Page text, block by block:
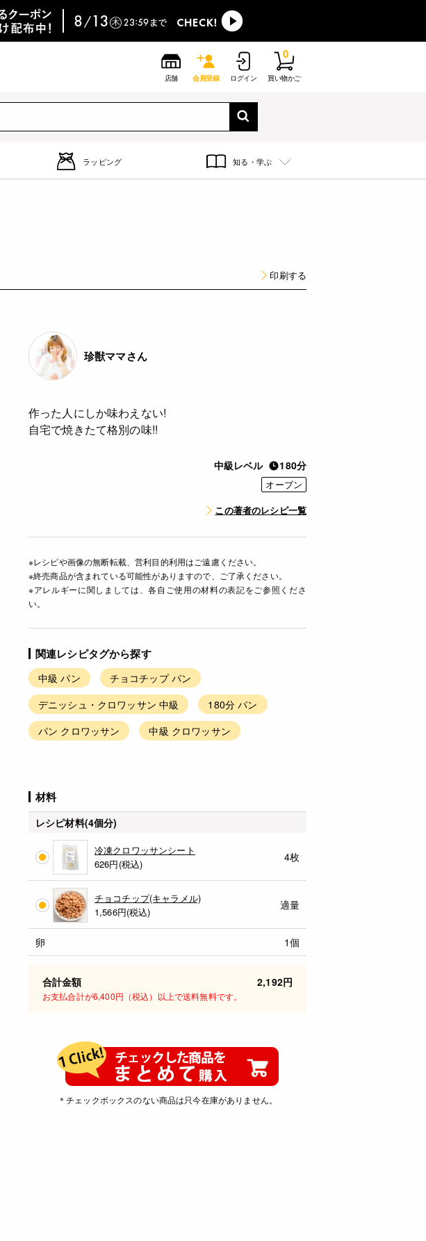
店舗 会員登録 ログイン 買い物かご
0
ラッピング 知る・学ぶ
印刷する
珍獣ママさん
作った人にしか味わえない!
自宅で焼きたて格別の味!!
中級レベル 180分
オーブン
この著者のレシピ一覧
※レシピや画像の無断転載、営利目的利用はご遠慮ください。
※終売商品が含まれている可能性がありますので、ご了承ください。
※アレルギーに関しましては、各自ご使用の材料の表記をご参照くださ
い。
関連レシピタグから探す
中級 パン
チョコチップ パン
デニッシュ・クロワッサン 中級
180分 パン
パン クロワッサン
中級 クロワッサン
材料
レシピ材料(4個分)
冷凍クロワッサンシート
626円(税込)
4枚
チョコチップ(キャラメル)
1,566円(税込)
適量
卵 1個
合計金額 2,192円
お支払合計が6,400円（税込）以上で送料無料です。
＊チェックボックスのない商品は只今在庫がありません。